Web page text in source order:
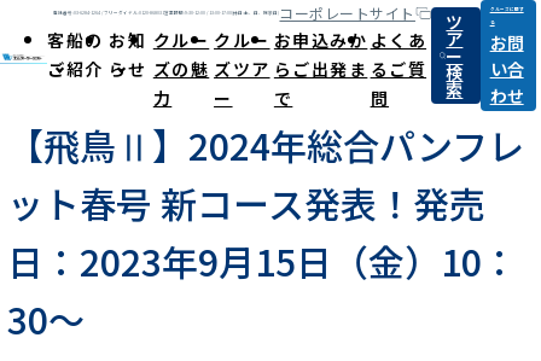
電話番号:03-6284-1264 / フリーダイヤル:0120-868031営業時間:9:30-12:00 / 13:00-17:00(休日:土、日、祝祭日) コーポレートサイト
客船の
ご紹介
お知
らせ
クルー
ズの魅
力
クルー
ズツア
ー
お申込みか
らご出発ま
で
よくあ
るご質
問
ツ
ア
ー
検
索
クルーズに関す
る
お問
い合
わせ
【飛鳥Ⅱ】2024年総合パンフレ
ット春号 新コース発表！発売
日：2023年9月15日（金）10：
30～